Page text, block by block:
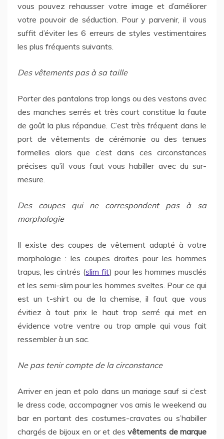
vous pouvez rehausser votre image et d’améliorer
votre pouvoir de séduction. Pour y parvenir, il vous
suffit d’éviter les 6 erreurs de styles vestimentaires
les plus fréquents suivants.
Des vêtements pas à sa taille
Porter des pantalons trop longs ou des vestons avec
des manches serrés et très court constitue la faute
de goût la plus répandue. C’est très fréquent dans le
port de vêtements de cérémonie ou des tenues
formelles alors que c’est dans ces circonstances
précises qu’il vous faut vous habiller avec du sur-
mesure.
Des coupes qui ne correspondent pas à sa
morphologie
Il existe des coupes de vêtement adapté à votre
morphologie : les coupes droites pour les hommes
trapus, les cintrés (slim fit) pour les hommes musclés
et les semi-slim pour les hommes sveltes. Pour ce qui
est un t-shirt ou de la chemise, il faut que vous
évitiez à tout prix le haut trop serré qui met en
évidence votre ventre ou trop ample qui vous fait
ressembler à un sac.
Ne pas tenir compte de la circonstance
Arriver en jean et polo dans un mariage sauf si c’est
le dress code, accompagner vos amis le weekend au
bar en portant des costumes-cravates ou s’habiller
chargés de bijoux en or et desvêtements de marque